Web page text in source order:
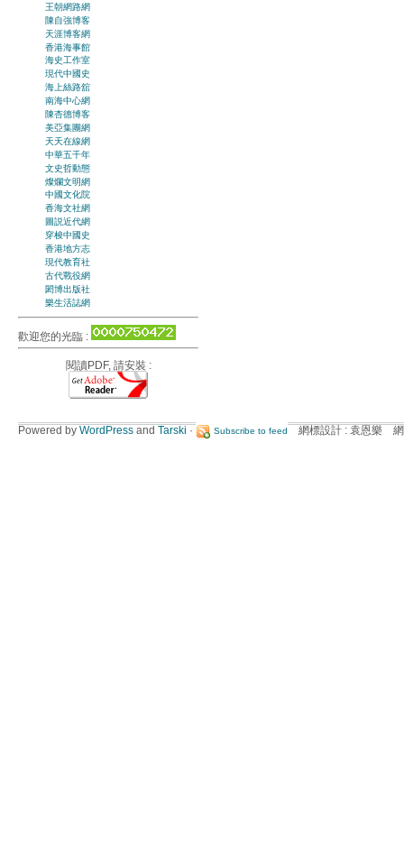
王朝網路網
陳自強博客
天涯博客網
香港海事館
海史工作室
現代中國史
海上絲路舘
南海中心網
陳杏德博客
美亞集團網
天天在線網
中華五千年
文史哲動態
燦爛文明網
中國文化院
香海文社網
圖説近代網
穿梭中國史
香港地方志
現代教育社
古代戰役網
閎博出版社
樂生活誌網
歡迎您的光臨 :
閱讀PDF, 請安裝 :
Powered by WordPress and Tarski · Subscribe to feed 網標設計 : 袁恩樂 網